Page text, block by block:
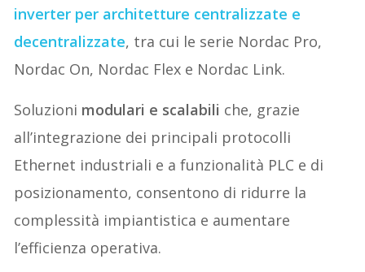
inverter per architetture centralizzate e
decentralizzate, tra cui le serie Nordac Pro,
Nordac On, Nordac Flex e Nordac Link.
Soluzioni modulari e scalabili che, grazie
all’integrazione dei principali protocolli
Ethernet industriali e a funzionalità PLC e di
posizionamento, consentono di ridurre la
complessità impiantistica e aumentare
l’efficienza operativa.